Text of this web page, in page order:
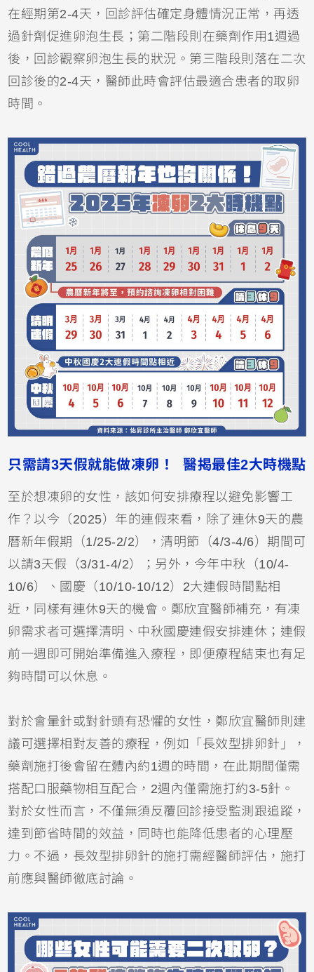
在經期第2-4天，回診評估確定身體情況正常，再透
過針劑促進卵泡生長；第二階段則在藥劑作用1週過
後，回診觀察卵泡生長的狀況。第三階段則落在二次
回診後的2-4天，醫師此時會評估最適合患者的取卵
時間。
只需請3天假就能做凍卵！ 醫揭最佳2大時機點
至於想凍卵的女性，該如何安排療程以避免影響工
作？以今（2025）年的連假來看，除了連休9天的農
曆新年假期（1/25-2/2），清明節（4/3-4/6）期間可
以請3天假（3/31-4/2）；另外，今年中秋（10/4-
10/6）、國慶（10/10-10/12）2大連假時間點相
近，同樣有連休9天的機會。鄭欣宜醫師補充，有凍
卵需求者可選擇清明、中秋國慶連假安排連休；連假
前一週即可開始準備進入療程，即便療程結束也有足
夠時間可以休息。
對於會暈針或對針頭有恐懼的女性，鄭欣宜醫師則建
議可選擇相對友善的療程，例如「長效型排卵針」，
藥劑施打後會留在體內約1週的時間，在此期間僅需
搭配口服藥物相互配合，2週內僅需施打約3-5針。
對於女性而言，不僅無須反覆回診接受監測跟追蹤，
達到節省時間的效益，同時也能降低患者的心理壓
力。不過，長效型排卵針的施打需經醫師評估，施打
前應與醫師徹底討論。